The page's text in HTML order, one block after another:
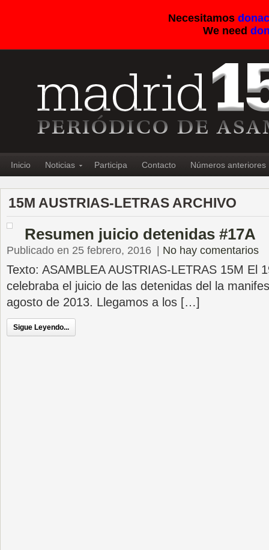
Necesitamos
We need
Inicio Noticias Participa Contacto Números anteriores
15M AUSTRIAS-LETRAS ARCHIVO
Resumen juicio detenidas #17A
Publicado en 25 febrero, 2016 No hay comentarios
Texto: ASAMBLEA AUSTRIAS-LETRAS 15M El
celebraba el juicio de las detenidas del la
agosto de 2013. Llegamos a los […]
Sigue Leyendo...